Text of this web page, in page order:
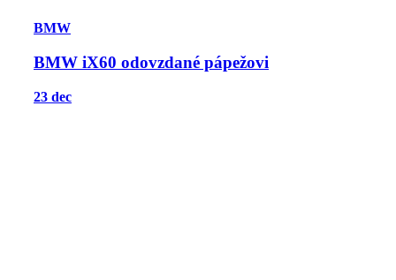
BMW
BMW iX60 odovzdané pápežovi
23 dec